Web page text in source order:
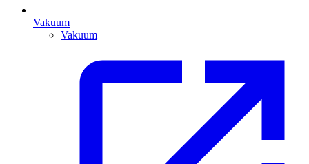
Vakuum
Vakuum